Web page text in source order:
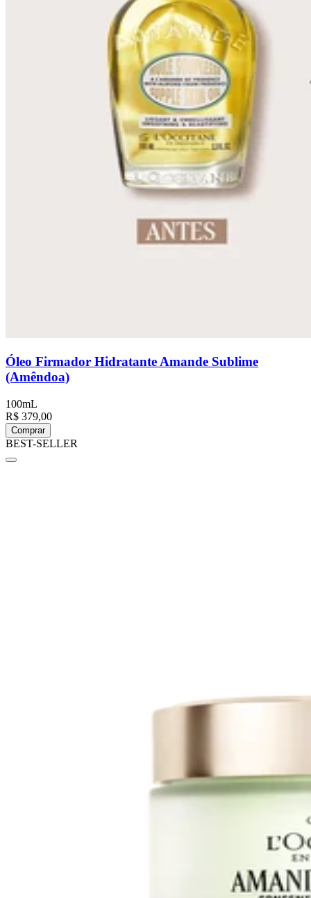
Óleo Firmador Hidratante Amande Sublime
(Amêndoa)
100mL
R$ 379,00
Comprar
BEST-SELLER